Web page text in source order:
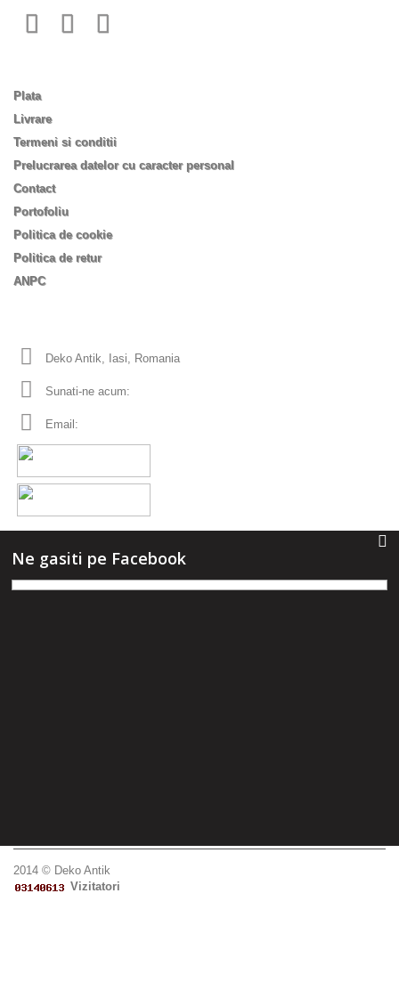
Plata
Livrare
Termeni si conditii
Prelucrarea datelor cu caracter personal
Contact
Portofoliu
Politica de cookie
Politica de retur
ANPC
2014 © Deko Antik
Vizitatori
Deko Antik, Iasi, Romania
Sunati-ne acum:
Email:
Ne gasiti pe Facebook